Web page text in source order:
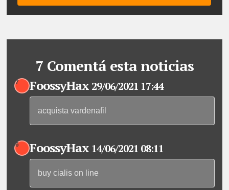
7 Comentá esta noticias
7 FoossyHax 29/06/2021 17:44
acquista vardenafil
6 FoossyHax 14/06/2021 08:11
buy cialis on line